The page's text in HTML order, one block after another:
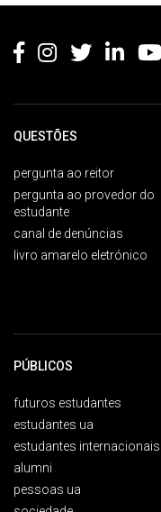
QUESTÕES
pergunta ao reitor
pergunta ao provedor do
estudante
canal de denúncias
livro amarelo eletrónico
PÚBLICOS
futuros estudantes
estudantes ua
estudantes internacionais
alumni
pessoas ua